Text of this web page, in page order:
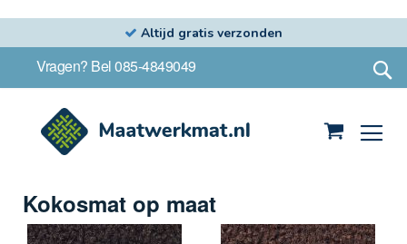
Altijd gratis verzonden
Vragen? Bel 085-4849049
Kokosmat op maat